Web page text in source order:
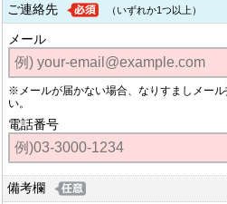
ご連絡先 （いずれか1つ以上）
メール
※メールが届かない場合、なりすましメー
い。
電話番号
備考欄